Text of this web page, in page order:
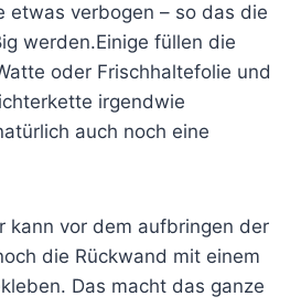
etwas verbogen – so das die
werden.Einige füllen die
oder Frischhaltefolie und
irgendwie
auch noch eine
kann vor dem aufbringen der
die Rückwand mit einem
Das macht das ganze